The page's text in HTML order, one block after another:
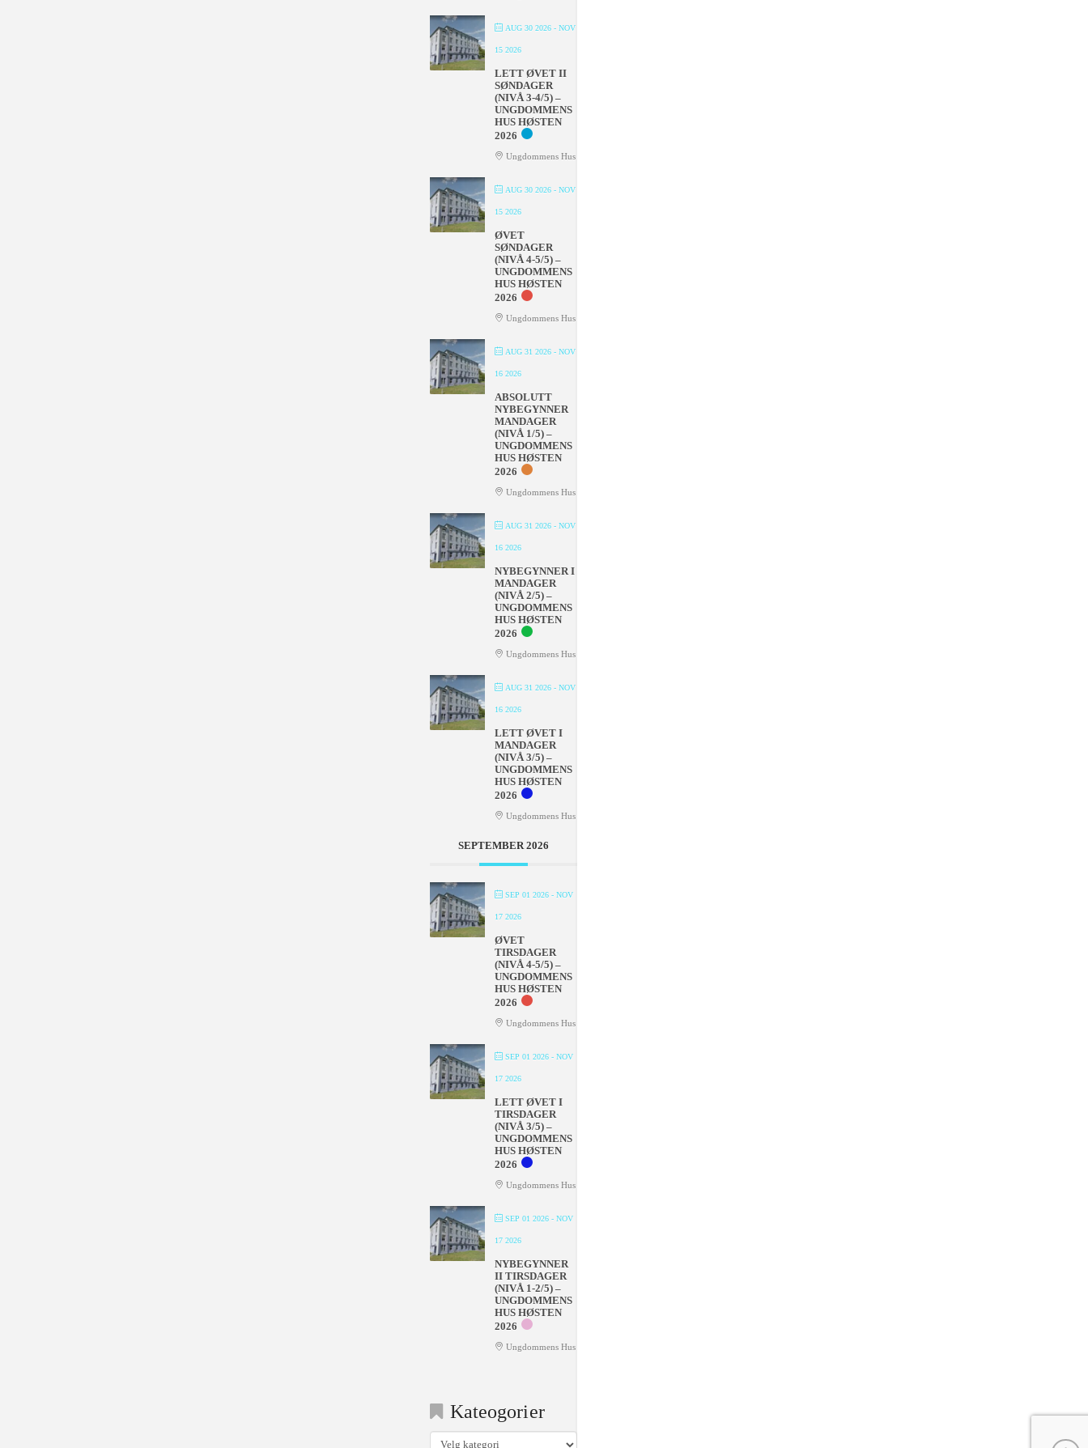
AUG 30 2026- NOV
15 2026
LETT ØVET II
SØNDAGER
(NIVÅ 3-4/5) –
UNGDOMMENS
HUS HØSTEN
2026
Ungdommens Hus
AUG 30 2026- NOV
15 2026
ØVET
SØNDAGER
(NIVÅ 4-5/5) –
UNGDOMMENS
HUS HØSTEN
2026
Ungdommens Hus
AUG 31 2026- NOV
16 2026
ABSOLUTT
NYBEGYNNER
MANDAGER
(NIVÅ 1/5) –
UNGDOMMENS
HUS HØSTEN
2026
Ungdommens Hus
AUG 31 2026- NOV
16 2026
NYBEGYNNER I
MANDAGER
(NIVÅ 2/5) –
UNGDOMMENS
HUS HØSTEN
2026
Ungdommens Hus
AUG 31 2026- NOV
16 2026
LETT ØVET I
MANDAGER
(NIVÅ 3/5) –
UNGDOMMENS
HUS HØSTEN
2026
Ungdommens Hus
SEPTEMBER 2026
SEP 01 2026- NOV
17 2026
ØVET
TIRSDAGER
(NIVÅ 4-5/5) –
UNGDOMMENS
HUS HØSTEN
2026
Ungdommens Hus
SEP 01 2026- NOV
17 2026
LETT ØVET I
TIRSDAGER
(NIVÅ 3/5) –
UNGDOMMENS
HUS HØSTEN
2026
Ungdommens Hus
SEP 01 2026- NOV
17 2026
NYBEGYNNER
II TIRSDAGER
(NIVÅ 1-2/5) –
UNGDOMMENS
HUS HØSTEN
2026
Ungdommens Hus
Kateogorier
Kateogorier